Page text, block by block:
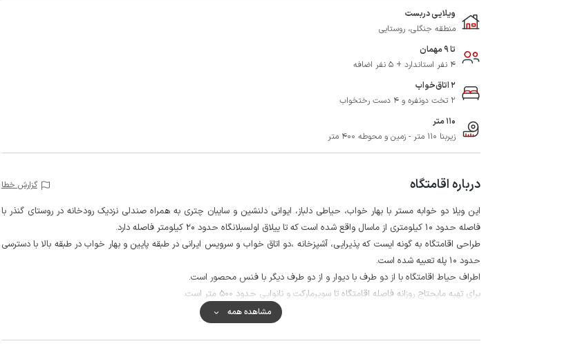
ویلایی دربست
منطقه جنگلی، روستایی
تا 9 مهمان
4 نفر استاندارد + 5 نفر اضافه
2 اتاق‌خواب
2 تخت دونفره و 4 دست رختخواب
110 متر
زیربنا 110 متر - زمین و محوطه 400 متر
درباره اقامتگاه گزارش خطا
این ویلا دو خوابه مستر با بهار خواب، حیاطی دلباز، ایوانی دلنشین و سایبان چتری به همراه صندلی نزدیک رودخانه در روستای گنذر با
فاصله حدود 10 کیلومتری از ماسال واقع شده است که تا ییلاق اولسبلانگاه حدود 20 کیلومتر فاصله دارد.
طراحی اقامتگاه به گونه ایست که پذیرایی، آشپزخانه ،دو اتاق خواب و سرویس ایرانی در طبقه پایین و بهار خواب در طبقه بالا با دسترسی
حدود 10 پله تعبیه شده است.
اطراف حیاط اقامتگاه با از دو طرف با دیوار و از دو طرف دیگر با فنس محصور است.
برای تهیه مایحتاج روزانه فاصله اقامتگاه تا سوپرمارکت و نانوایی حدود 500 متر است.
آنتن دهی تلفن همراه برای دو اپراتور ایرانسل و همراه اول در مکالمه خوب و پوشش اینترنت به صورت 4g می باشد.
مشاهده همه